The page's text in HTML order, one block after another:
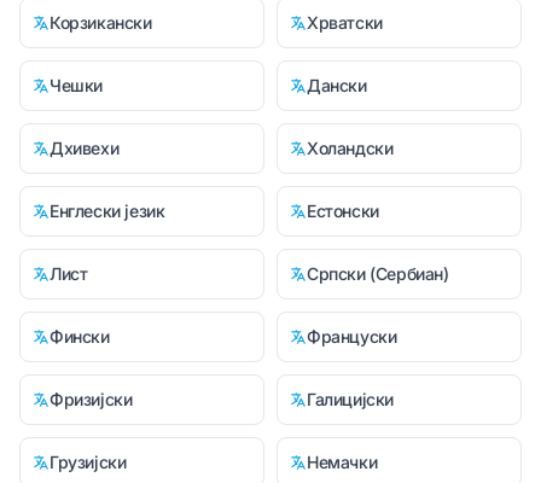
Корзикански Хрватски
Чешки Дански
Дхивехи Холандски
Енглески језик Естонски
Лист Српски (Сербиан)
Фински Француски
Фризијски Галицијски
Грузијски Немачки